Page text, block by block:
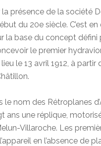
la présence de la
du 20e siècle. C’est
la base du concept
le premier
le 13 avril 1912, à
le nom des Rétroplanes
ans une réplique,
Villaroche. Les
en l’absence de